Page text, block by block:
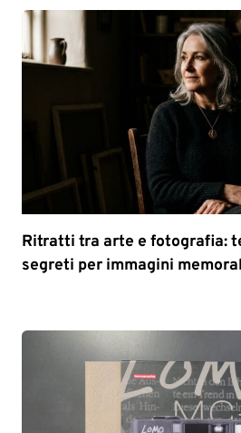
Ritratti tra arte e fotografia:
segreti per immagini